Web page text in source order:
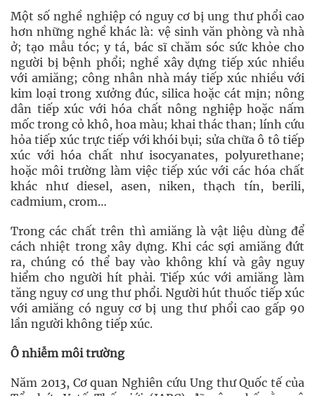
Một số nghề nghiệp có nguy cơ bị ung thư phổi cao
hơn những nghề khác là: vệ sinh văn phòng và nhà
ở; tạo mẫu tóc; y tá, bác sĩ chăm sóc sức khỏe cho
người bị bệnh phổi; nghề xây dựng tiếp xúc nhiều
với amiăng; công nhân nhà máy tiếp xúc nhiều với
kim loại trong xưởng đúc, silica hoặc cát mịn; nông
dân tiếp xúc với hóa chất nông nghiệp hoặc nấm
mốc trong cỏ khô, hoa màu; khai thác than; lính cứu
hỏa tiếp xúc trực tiếp với khói bụi; sửa chữa ô tô tiếp
xúc với hóa chất như isocyanates, polyurethane;
hoặc môi trường làm việc tiếp xúc với các hóa chất
khác như diesel, asen, niken, thạch tín, berili,
cadmium, crom…
Trong các chất trên thì amiăng là vật liệu dùng để
cách nhiệt trong xây dựng. Khi các sợi amiăng đứt
ra, chúng có thể bay vào không khí và gây nguy
hiểm cho người hít phải. Tiếp xúc với amiăng làm
tăng nguy cơ ung thư phổi. Người hút thuốc tiếp xúc
với amiăng có nguy cơ bị ung thư phổi cao gấp 90
lần người không tiếp xúc.
Ô nhiễm môi trường
Năm 2013, Cơ quan Nghiên cứu Ung thư Quốc tế của